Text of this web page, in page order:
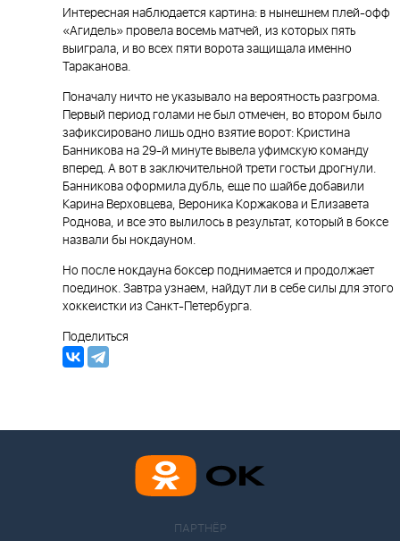
Интересная наблюдается картина: в нынешнем плей-офф
«Агидель» провела восемь матчей, из которых пять
выиграла, и во всех пяти ворота защищала именно
Тараканова.
Поначалу ничто не указывало на вероятность разгрома.
Первый период голами не был отмечен, во втором было
зафиксировано лишь одно взятие ворот: Кристина
Банникова на 29-й минуте вывела уфимскую команду
вперед. А вот в заключительной трети гостьи дрогнули.
Банникова оформила дубль, еще по шайбе добавили
Карина Верховцева, Вероника Коржакова и Елизавета
Роднова, и все это вылилось в результат, который в боксе
назвали бы нокдауном.
Но после нокдауна боксер поднимается и продолжает
поединок. Завтра узнаем, найдут ли в себе силы для этого
хоккеистки из Санкт-Петербурга.
Поделиться
ПАРТНЁР